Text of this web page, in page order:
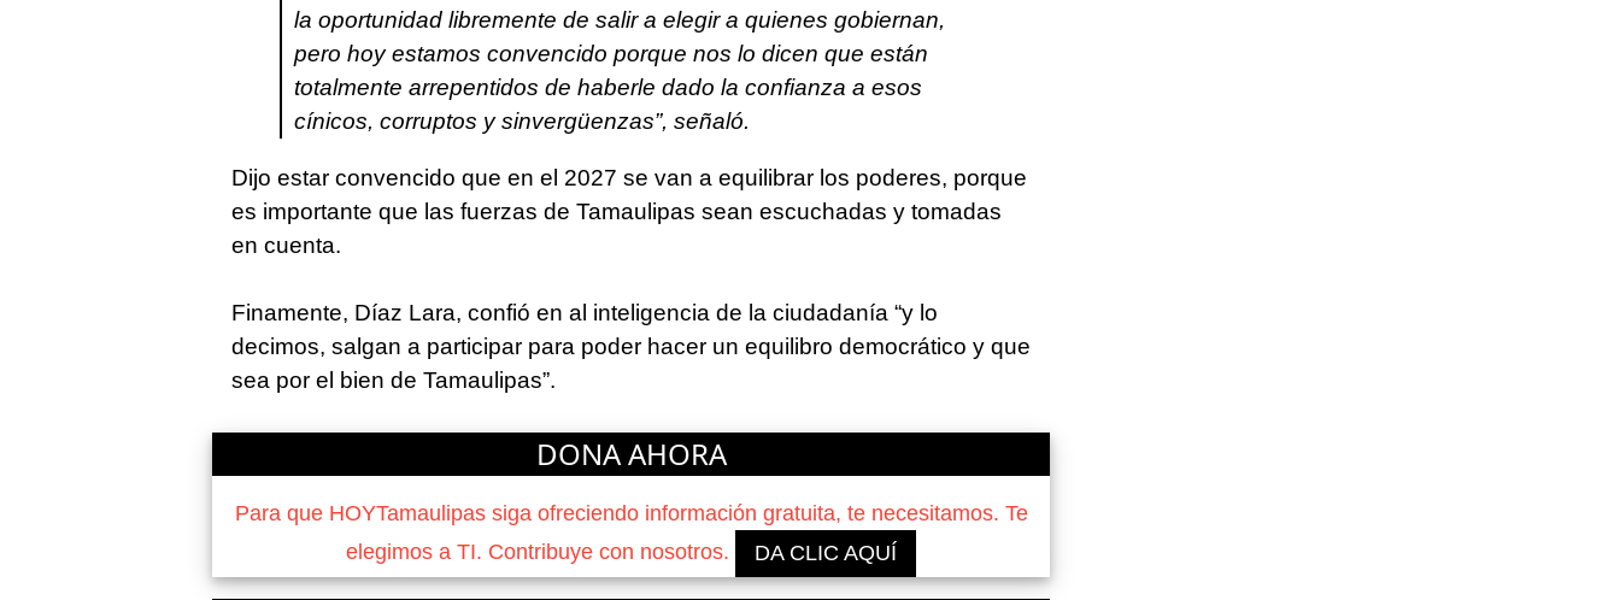
la oportunidad libremente de salir a elegir a quienes gobiernan,
pero hoy estamos convencido porque nos lo dicen que están
totalmente arrepentidos de haberle dado la confianza a esos
cínicos, corruptos y sinvergüenzas”, señaló.
Dijo estar convencido que en el 2027 se van a equilibrar los poderes, porque
es importante que las fuerzas de Tamaulipas sean escuchadas y tomadas
en cuenta.
Finamente, Díaz Lara, confió en al inteligencia de la ciudadanía “y lo
decimos, salgan a participar para poder hacer un equilibro democrático y que
sea por el bien de Tamaulipas”.
DONA AHORA
Para que HOYTamaulipas siga ofreciendo información gratuita, te necesitamos. Te
elegimos a TI. Contribuye con nosotros.
DA CLIC AQUÍ